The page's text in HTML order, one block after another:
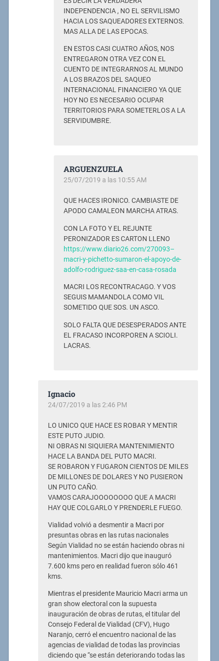
INDEPENDENCIA , NO EL SERVILISMO
HACIA LOS SAQUEADORES EXTERNOS.
MAS ALLA DE LAS EPOCAS.
EN ESTOS CASI CUATRO AÑOS, NOS
ENTREGARON OTRA VEZ CON EL
CUENTO DE INTEGRARNOS AL MUNDO
A LOS BRAZOS DEL SAQUEO
INTERNACIONAL FINANCIERO YA QUE
HOY NO ES NECESARIO OCUPAR
TERRITORIOS PARA SOMETERLOS A LA
SERVIDUMBRE.
ARGUENZUELA
25/07/2019 a las 10:55 AM
QUE HACES IRONICO. CAMBIASTE DE
APODO CAMALEON MARCHA ATRAS.
CON LA FOTO Y EL REJUNTE
PERONIZADOR ES CARTON LLENO
https://www.diario26.com/270093–
macri-y-pichetto-sumaron-el-apoyo-de-
adolfo-rodriguez-saa-en-casa-rosada
MACRI LOS RECONTRACAGO. Y VOS
SEGUIS MAMANDOLA COMO VIL
SOMETIDO QUE SOS. UN ASCO.
SOLO FALTA QUE DESESPERADOS ANTE
EL FRACASO INCORPOREN A SCIOLI.
LACRAS.
Ignacio
24/07/2019 a las 2:46 PM
LO UNICO QUE HACE ES ROBAR Y MENTIR
ESTE PUTO JUDIO.
NI OBRAS NI SIQUIERA MANTENIMIENTO
HACE LA BANDA DEL PUTO MACRI.
SE ROBARON Y FUGARON CIENTOS DE MILES
DE MILLONES DE DOLARES Y NO PUSIERON
UN PUTO CAÑO.
VAMOS CARAJOOOOOOOO QUE A MACRI
HAY QUE COLGARLO Y PRENDERLE FUEGO.
Vialidad volvió a desmentir a Macri por
presuntas obras en las rutas nacionales
Según Vialidad no se están haciendo obras ni
mantenimientos. Macri dijo que inauguró
7.600 kms pero en realidad fueron sólo 461
kms.
Mientras el presidente Mauricio Macri arma un
gran show electoral con la supuesta
inauguración de obras de rutas, el titular del
Consejo Federal de Vialidad (CFV), Hugo
Naranjo, cerró el encuentro nacional de las
agencias de vialidad de todas las provincias
diciendo que “se están deteriorando todas las